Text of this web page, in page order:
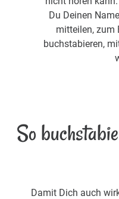
Du Deinen
mitteilen, zum
buchstabieren,
So
Damit Dich auch